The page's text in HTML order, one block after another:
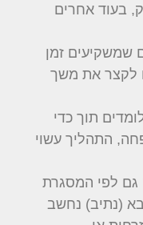
בעוד אחרים
שמשקיעים זמן
לקצר את משך
תוך כדי
התהליך עשוי
גם לפי המסגרת
(נתיב) נחשב